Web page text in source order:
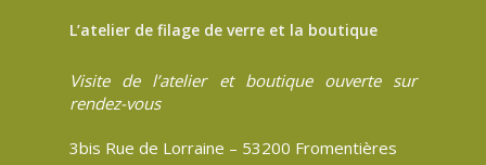
L’atelier de filage de verre et la boutique
Visite de l’atelier et boutique ouverte sur
rendez-vous
3bis Rue de Lorraine – 53200 Fromentières